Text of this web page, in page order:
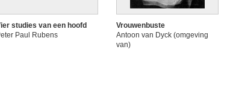
studies van een hoofd
Paul Rubens
Vrouwenbuste
Antoon van Dyck (omgeving
van)